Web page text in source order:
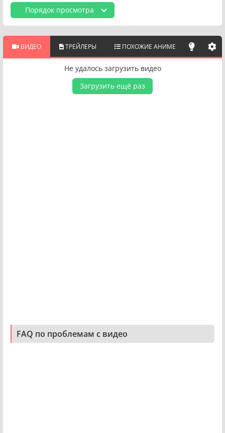
Порядок просмотра
ВИДЕО ТРЕЙЛЕРЫ ПОХОЖИЕ АНИМЕ
Не удалось загрузить видео
Загрузить ещё раз
FAQ по проблемам с видео